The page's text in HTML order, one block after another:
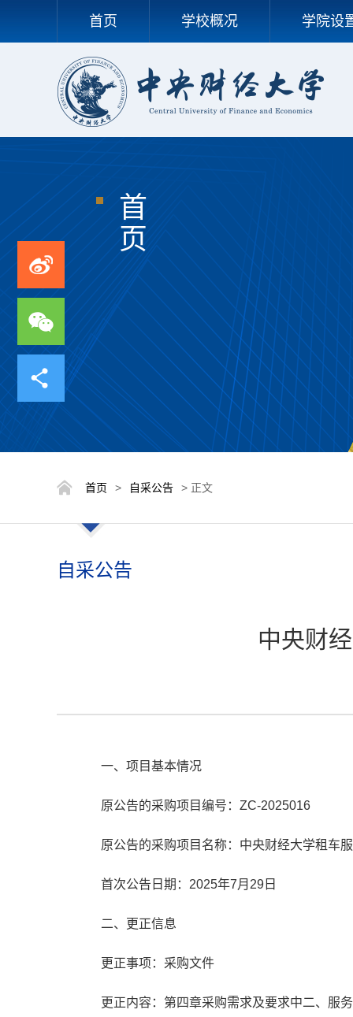
首页 学校概况 学院设
首
页
首页 > 自采公告 > 正文
自采公告
中央财
一、项目基本情况
原公告的采购项目编号：ZC-2025016
原公告的采购项目名称：中央财经大学租车
首次公告日期：2025年7月29日
二、更正信息
更正事项：采购文件
更正内容：第四章采购需求及要求中二、服